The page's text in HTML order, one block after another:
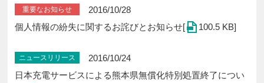
重要なお知らせ
2016/10/28
個人情報の紛失に関するお詫びとお知らせ[
100.5 KB]
ニュースリリース
2016/10/24
日本充電サービスによる熊本県無償化特別処置終了につい